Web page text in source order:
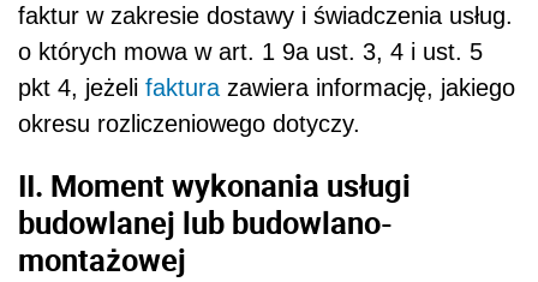
faktur w zakresie dostawy i świadczenia usług.
o których mowa w art. 1 9a ust. 3, 4 i ust. 5
pkt 4, jeżeli faktura zawiera informację, jakiego
okresu rozliczeniowego dotyczy.
II. Moment wykonania usługi
budowlanej lub budowlano-
montażowej